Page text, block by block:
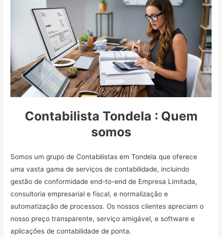
Contabilista Tondela : Quem
somos
Somos um grupo de Contabilistas em Tondela que oferece
uma vasta gama de serviços de contabilidade, incluindo
gestão de conformidade end-to-end de Empresa Limitada,
consultoria empresarial e fiscal, e normalização e
automatização de processos. Os nossos clientes apreciam o
nosso preço transparente, serviço amigável, e software e
aplicações de contabilidade de ponta.